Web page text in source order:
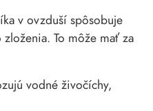
v ovzduší spôsobuje
To môže mať za
vodné živočíchy,